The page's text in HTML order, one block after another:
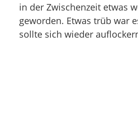
in der Zwischenzeit etwas
geworden. Etwas trüb war
sollte sich wieder